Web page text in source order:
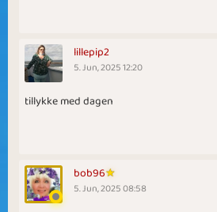
lillepip2
5. Jun, 2025 12:20
tillykke med dagen
bob96
5. Jun, 2025 08:58